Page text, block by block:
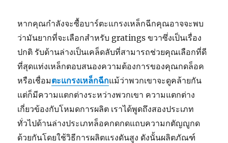
หากคุณกำลังจะซื้อบาร์ตะแกรงเหล็กฉีกคุณอาจจะพบ
ว่ามันยากที่จะเลือกสำหรับ gratings ขวาซึ่งเป็นเรื่อง
ปกติ รับด้านล่างเป็นเคล็ดลับที่สามารถช่วยคุณเลือกที่ดี
ที่สุดแท่งเหล็กตอบสนองความต้องการของคุณกดล็อค
หรือเชื่อมตะแกรงเหล็กฉีกแม้ว่าพวกเขาจะดูคล้ายกัน
แต่ก็มีความแตกต่างระหว่างพวกเขา ความแตกต่าง
เกี่ยวข้องกับโหมดการผลิต เราได้พูดถึงสองประเภท
ทั่วไปด้านล่างประเภทล็อคกดกดแถบความกตัญญูกด
ด้วยกันโดยใช้วิธีการผลิตแรงดันสูง ดังนั้นผลิตภัณฑ์